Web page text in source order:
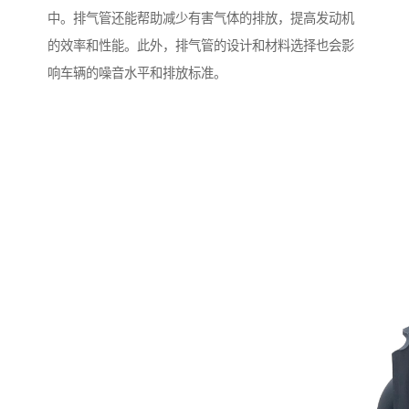
中。排气管还能帮助减少有害气体的排放，提高发动机
的效率和性能。此外，排气管的设计和材料选择也会影
响车辆的噪音水平和排放标准。